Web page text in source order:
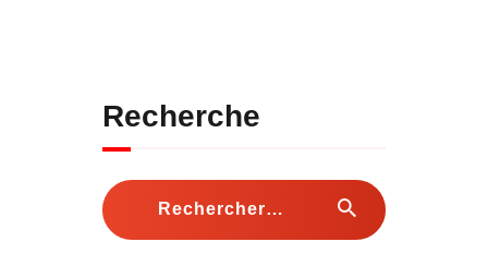
Recherche
Rechercher :